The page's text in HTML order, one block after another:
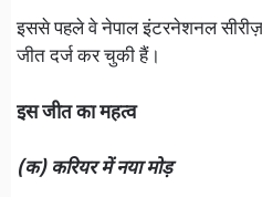
इससे पहले वे नेपाल इंटरनेशनल
जीत दर्ज कर चुकी हैं।
इस जीत का महत्व
(क) करियर में नया मोड़